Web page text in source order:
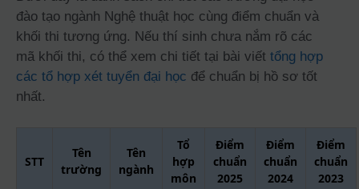
đào tạo ngành Nghệ thuật học cùng điểm chuẩn và
khối thi tương ứng. Nếu thí sinh chưa nắm rõ các
mã khối thi, có thể xem chi tiết tại bài viết tổng hợp
các tổ hợp xét tuyển đại học để chuẩn bị hồ sơ tốt
nhất.
STT
Tên
trường
Tên
ngành
Tổ
hợp
môn
Điểm
chuẩn
2025
Điểm
chuẩn
2024
Điểm
chuẩn
2023